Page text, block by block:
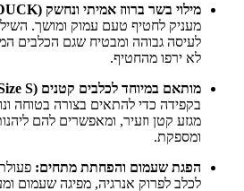
מילוי בשר ברווז אמיתי ונחשק (DUCK):
מעניק לחטיף טעם עמוק ומושך.
לעיסה גבוהה ומבטיח שגם הכלבים
לא ירפו מהחטיף.
מותאם במיוחד לכלבים קטנים (Size S):
בקפידה כדי להתאים בצורה בטוחה
מגזע קטן וזעיר, ומאפשרים להם
ומספקת.
הפגת שעמום והפחתת מתחים:
לכלב לפרוק אנרגיה, מפיגה שעמום